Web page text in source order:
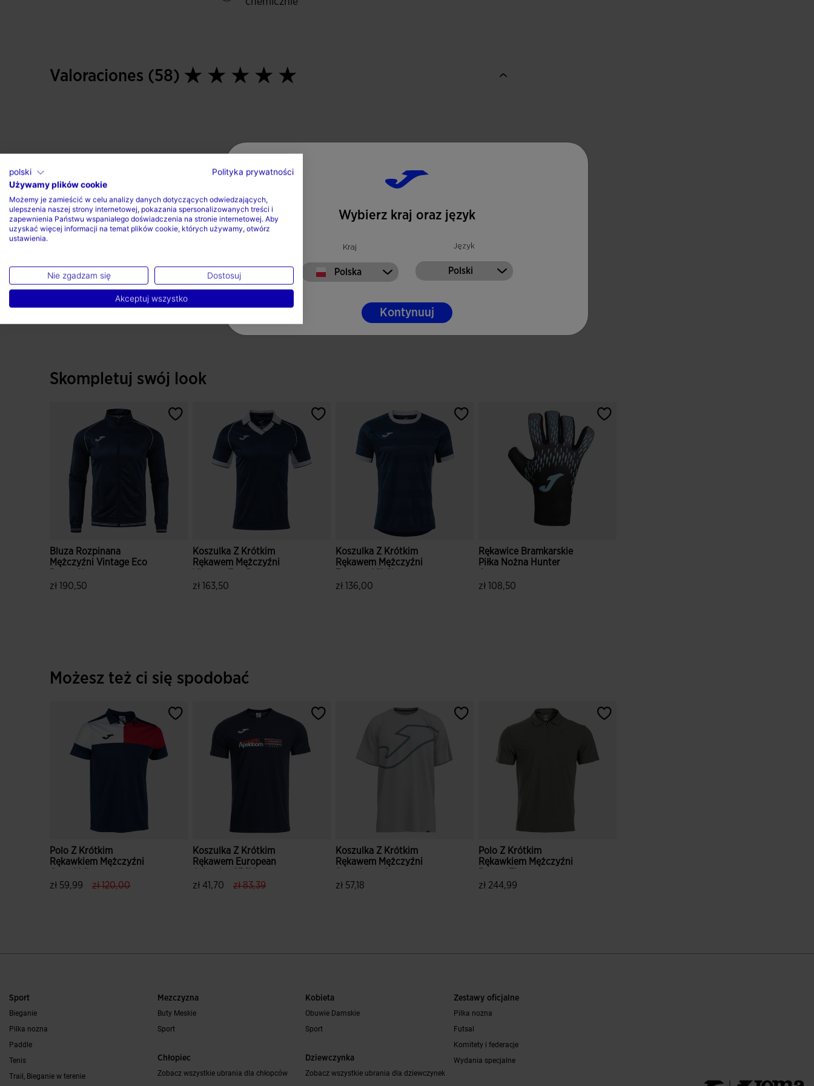
Valoraciones (58)
Skompletuj swój look
Bluza Rozpinana
Mężczyźni Vintage Eco
Granatowy Szary
zł 190,50
Koszulka Z Krótkim
Rękawem Mężczyźni
Ciemny Granatowy
zł 163,50
Koszulka Z Krótkim
Rękawem Mężczyźni
Granatowy Bialy
zł 136,00
Rękawice Bramkarskie
Piłka Nożna Hunter
zł 108,50
Możesz też ci się spodobać
Polo Z Krótkim
Rękawkiem Mężczyźni
Czerwony
zł 59,99 label.price.reduced.from
zł 120,00label.price.to
Koszulka Z Krótkim
Rękawem European
zł 41,70
label.price.reduced.from
zł 83,39label.price.to
Koszulka Z Krótkim
Rękawem Mężczyźni
zł 57,18
Polo Z Krótkim
Rękawkiem Mężczyźni
zł 244,99
Sport
Bieganie
Pilka nozna
Paddle
Tenis
Trail, Bieganie w terenie
Mezczyzna
Buty Meskie
Sport
Chłopiec
Zobacz wszystkie ubrania dla chłopców
Kobieta
Obuwie Damskie
Sport
Dziewczynka
Zobacz wszystkie ubrania dla dziewczynek
Zestawy oficjalne
Pilka nozna
Futsal
Komitety i federacje
Wydania specjalne
Wybierz kraj oraz język
Kraj
Polska
Język
Polski
Kontynuuj
polski
Polityka prywatności
Używamy plików cookie
Możemy je zamieścić w celu analizy danych dotyczących odwiedzających,
ulepszenia naszej strony internetowej, pokazania spersonalizowanych treści i
zapewnienia Państwu wspaniałego doświadczenia na stronie internetowej. Aby
uzyskać więcej informacji na temat plików cookie, których używamy, otwórz
ustawienia.
Nie zgadzam się Dostosuj
Akceptuj wszystko